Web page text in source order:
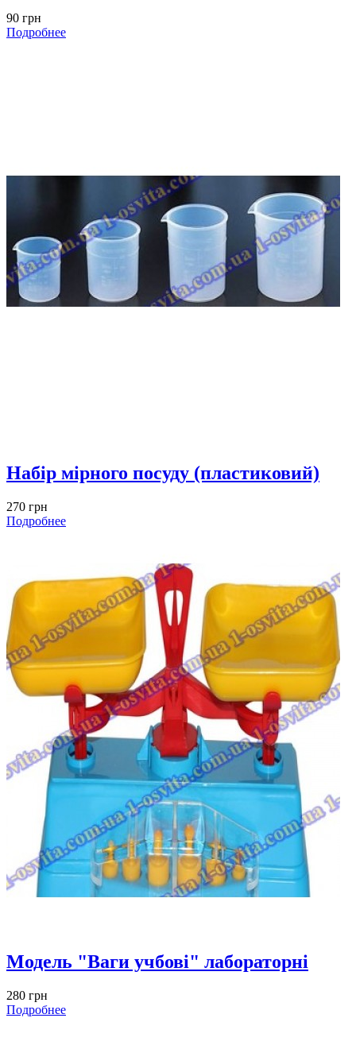
90 грн
Подробнее
Набір мірного посуду (пластиковий)
270 грн
Подробнее
Модель "Ваги учбові" лабораторні
280 грн
Подробнее